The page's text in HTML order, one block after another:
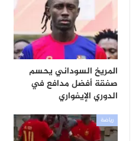
المريخ السوداني يحسم
صفقة أفضل مدافع في
الدوري الإيفواري
رياضة